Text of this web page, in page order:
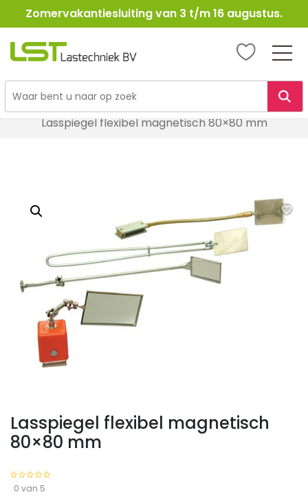
Ga
naar
Zomervakantiesluiting van 3 t/m 16 augustus.
LST
Lasbenodigheden
Lasspiegel flexibel magnetisch 80×80 mm
Lasspiegel flexibel magnetisch
80×80 mm
0 van 5